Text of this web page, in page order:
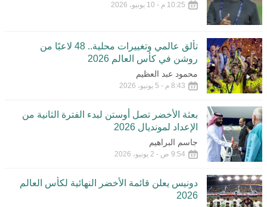
10:25 م - 10 يونيو، 2026
تألق عالمي وتغييرات محلية.. 48 لاعبًا من
روشن في كأس العالم 2026
محمود عبد العظيم
8:43 م - 5 يونيو، 2026
بعثة الأخضر تصل أوستن لبدء الفترة الثانية من
الإعداد لمونديال 2026
جاسم البراهيم
9:54 ص - 2 يونيو، 2026
دونيس يعلن قائمة الأخضر النهائية لكأس العالم
2026